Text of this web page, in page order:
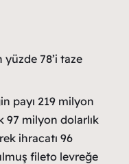
yüzde 78’i taze
payı 219 milyon
97 milyon dolarlık
ihracatı 96
fileto levreğe